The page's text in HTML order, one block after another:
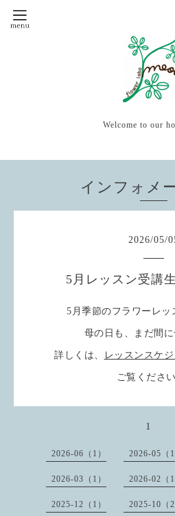
Welcome to our
インフォメ
2026/05/
5月レッスン受講
5月季節のフラワーレッ
母の日も、まだ間に
詳しくは、 レッスンスケ
ご覧くださ
1
2026-06（1） 2026-05（1
2026-03（1） 2026-02（1
2025-12（1） 2025-10（2